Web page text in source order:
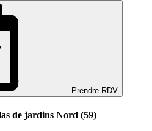
Prendre RDV
de jardins Nord (59)